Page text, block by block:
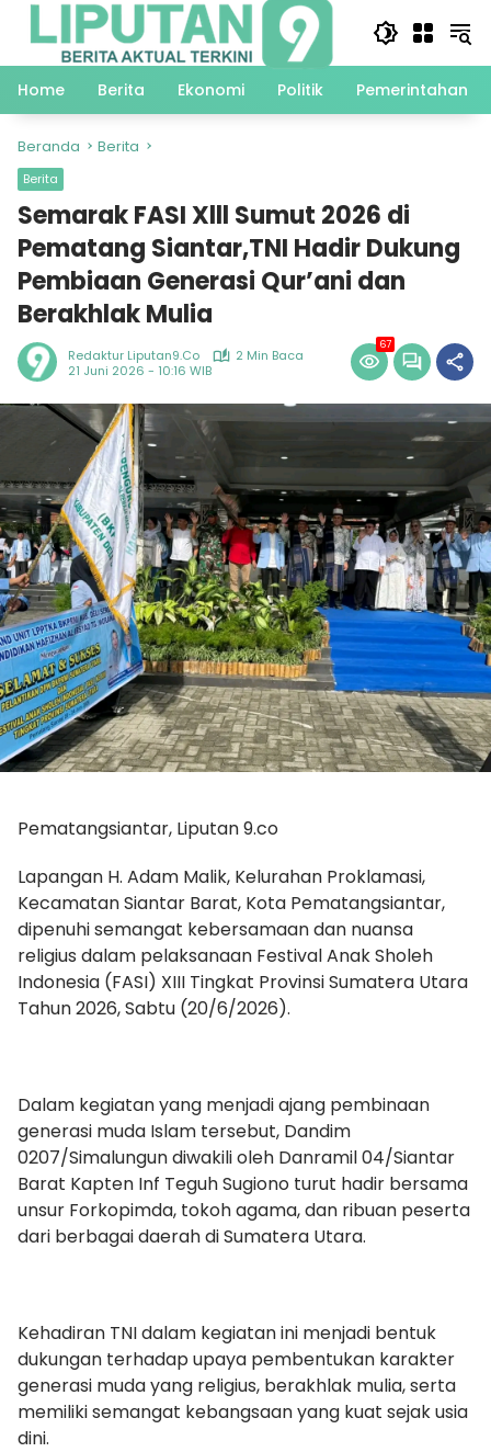
Langsung
Home
Berita Ekonomi Politik Pemerintahan
Beranda Berita
Berita
Semarak FASI Xlll Sumut 2026 di
Pematang Siantar,TNI Hadir Dukung
Pembiaan Generasi Qur’ani dan
Berakhlak Mulia
Redaktur Liputan9.co
2 Min Baca
21 Juni 2026 - 10:16 WIB
67
Pematangsiantar, Liputan 9.co
Lapangan H. Adam Malik, Kelurahan Proklamasi,
Kecamatan Siantar Barat, Kota Pematangsiantar,
dipenuhi semangat kebersamaan dan nuansa
religius dalam pelaksanaan Festival Anak Sholeh
Indonesia (FASI) XIII Tingkat Provinsi Sumatera Utara
Tahun 2026, Sabtu (20/6/2026).
Dalam kegiatan yang menjadi ajang pembinaan
generasi muda Islam tersebut, Dandim
0207/Simalungun diwakili oleh Danramil 04/Siantar
Barat Kapten Inf Teguh Sugiono turut hadir bersama
unsur Forkopimda, tokoh agama, dan ribuan peserta
dari berbagai daerah di Sumatera Utara.
Kehadiran TNI dalam kegiatan ini menjadi bentuk
dukungan terhadap upaya pembentukan karakter
generasi muda yang religius, berakhlak mulia, serta
memiliki semangat kebangsaan yang kuat sejak usia
dini.